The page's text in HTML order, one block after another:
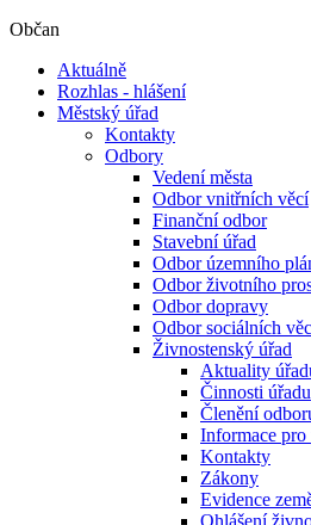
Občan
Aktuálně
Rozhlas - hlášení
Městský úřad
Kontakty
Odbory
Vedení města
Odbor vnitřních věcí
Finanční odbor
Stavební úřad
Odbor územního
Odbor životního
Odbor dopravy
Odbor sociálních
Živnostenský úřad
Aktuality
Činnosti úřadu
Členění
Informace pro
Kontakty
Zákony
Evidence
Ohlášení